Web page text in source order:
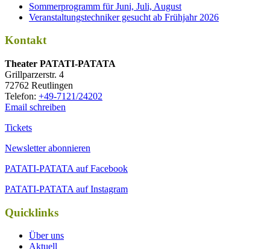
Sommerprogramm für Juni, Juli, August
Veranstaltungstechniker gesucht ab Frühjahr 2026
Kontakt
Thea­ter PATATI-PATATA
Grill­par­zer­str. 4
72762 Reutlingen
Tele­fon: +49-7121/24202
Email schreiben
Tickets
Newsletter abonnieren
PATATI-PATATA auf Facebook
PATATI-PATATA auf Instagram
Quicklinks
Über uns
Aktuell